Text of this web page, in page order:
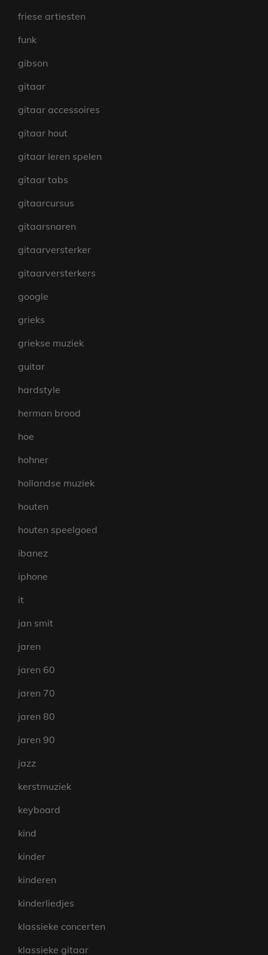
friese artiesten
funk
gibson
gitaar
gitaar accessoires
gitaar hout
gitaar leren spelen
gitaar tabs
gitaarcursus
gitaarsnaren
gitaarversterker
gitaarversterkers
google
grieks
griekse muziek
guitar
hardstyle
herman brood
hoe
hohner
hollandse muziek
houten
houten speelgoed
ibanez
iphone
it
jan smit
jaren
jaren 60
jaren 70
jaren 80
jaren 90
jazz
kerstmuziek
keyboard
kind
kinder
kinderen
kinderliedjes
klassieke concerten
klassieke gitaar